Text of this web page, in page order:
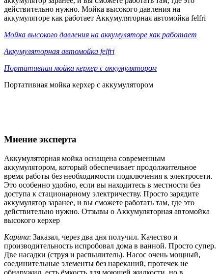
действительно нужно. Мойка высокого давления на
аккумуляторе как работает Аккумуляторная автомойка felfri
Мойка высокого давления на аккумуляторе как работает
Аккумуляторная автомойка felfri
Портативная мойка керхер с аккумулятором
Портативная мойка керхер с аккумулятором
Мнение эксперта
Аккумуляторная мойка оснащена современным
аккумулятором, который обеспечивает продолжительное
время работы без необходимости подключения к электросети.
Это особенно удобно, если вы находитесь в местности без
доступа к стационарному электричеству. Просто зарядите
аккумулятор заранее, и вы сможете работать там, где это
действительно нужно. Отзывы о Аккумуляторная автомойка
высокого керхер
Карина: Заказал, через два дня получил. Качество и
производительность испробовал дома в ванной. Просто супер.
Две насадки (струя и распылитель). Насос очень мощный,
соединительные элементы без нареканий, протечек не
обнаружил. есть ёмкость для моющей жидкости, но в